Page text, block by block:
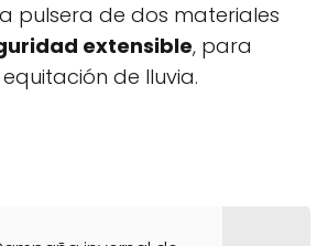
pulsera de dos materiales
extensible, para
de lluvia.